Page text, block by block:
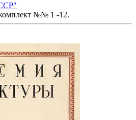
№№ 1 -12.